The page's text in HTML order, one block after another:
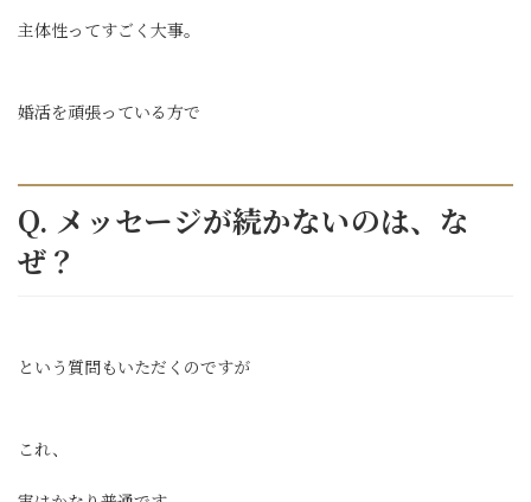
主体性ってすごく大事。
婚活を頑張っている方で
Q. メッセージが続かないのは、な
ぜ？
という質問もいただくのですが
これ、